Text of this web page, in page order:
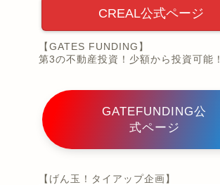
CREAL公式ページ
【GATES FUNDING】
第3の不動産投資！少額から投資可能！
GATEFUNDING公
式ページ
【げん玉！タイアップ企画】